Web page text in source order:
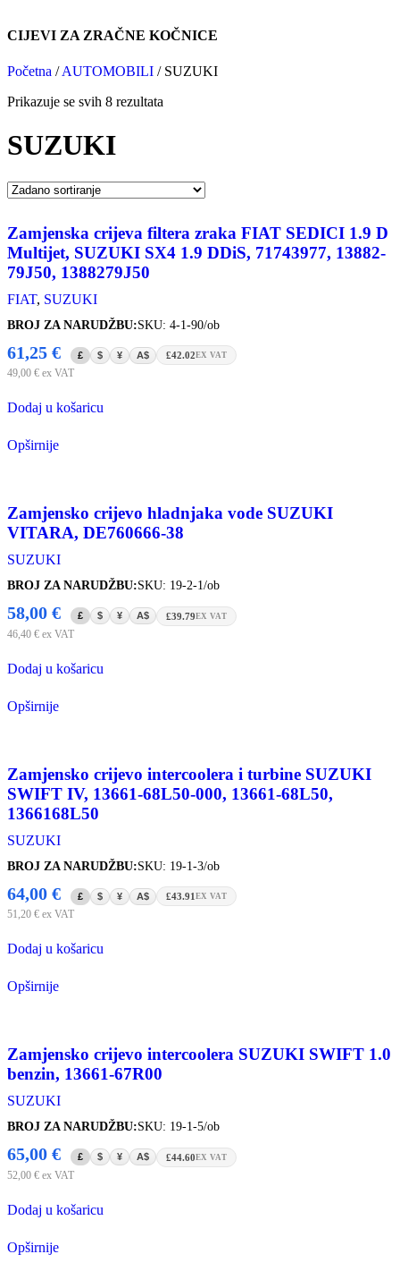
CIJEVI ZA ZRAČNE KOČNICE
Početna / AUTOMOBILI / SUZUKI
Prikazuje se svih 8 rezultata
SUZUKI
Zamjenska crijeva filtera zraka FIAT SEDICI 1.9 D
Multijet, SUZUKI SX4 1.9 DDiS, 71743977, 13882-
79J50, 1388279J50
FIAT, SUZUKI
BROJ ZA NARUDŽBU:SKU: 4-1-90/ob
61,25 € £ $ ¥ A$ £42.02EX VAT
49,00 € ex VAT
Dodaj u košaricu
Opširnije
Zamjensko crijevo hladnjaka vode SUZUKI
VITARA, DE760666-38
SUZUKI
BROJ ZA NARUDŽBU:SKU: 19-2-1/ob
58,00 € £ $ ¥ A$ £39.79EX VAT
46,40 € ex VAT
Dodaj u košaricu
Opširnije
Zamjensko crijevo intercoolera i turbine SUZUKI
SWIFT IV, 13661-68L50-000, 13661-68L50,
1366168L50
SUZUKI
BROJ ZA NARUDŽBU:SKU: 19-1-3/ob
64,00 € £ $ ¥ A$ £43.91 EX VAT
51,20 € ex VAT
Dodaj u košaricu
Opširnije
Zamjensko crijevo intercoolera SUZUKI SWIFT 1.0
benzin, 13661-67R00
SUZUKI
BROJ ZA NARUDŽBU:SKU: 19-1-5/ob
65,00 € £ $ ¥ A$ £44.60EX VAT
52,00 € ex VAT
Dodaj u košaricu
Opširnije